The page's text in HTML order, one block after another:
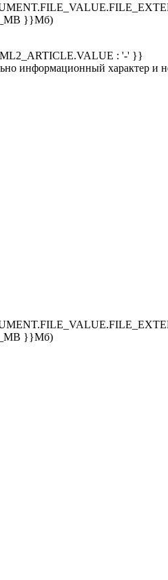
}}Мб)
: '-' }}
информационный характер и
}}Мб)